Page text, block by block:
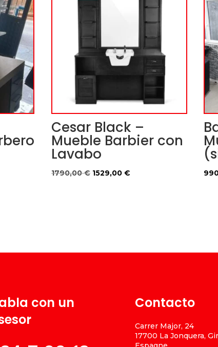
Cesar Black –
Mueble Barbier con
Lavabo
1790,00€ El
1529,00€
con un
Contacto
Carrer Major, 24
17700 La Jonquera,